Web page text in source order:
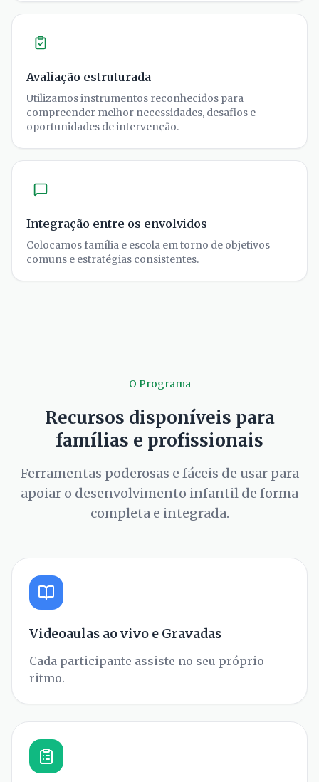
Avaliação estruturada
Utilizamos instrumentos reconhecidos para
compreender melhor necessidades, desafios e
oportunidades de intervenção.
Integração entre os envolvidos
Colocamos família e escola em torno de objetivos
comuns e estratégias consistentes.
O Programa
Recursos disponíveis para
famílias e profissionais
Ferramentas poderosas e fáceis de usar para
apoiar o desenvolvimento infantil de forma
completa e integrada.
Videoaulas ao vivo e Gravadas
Cada participante assiste no seu próprio
ritmo.